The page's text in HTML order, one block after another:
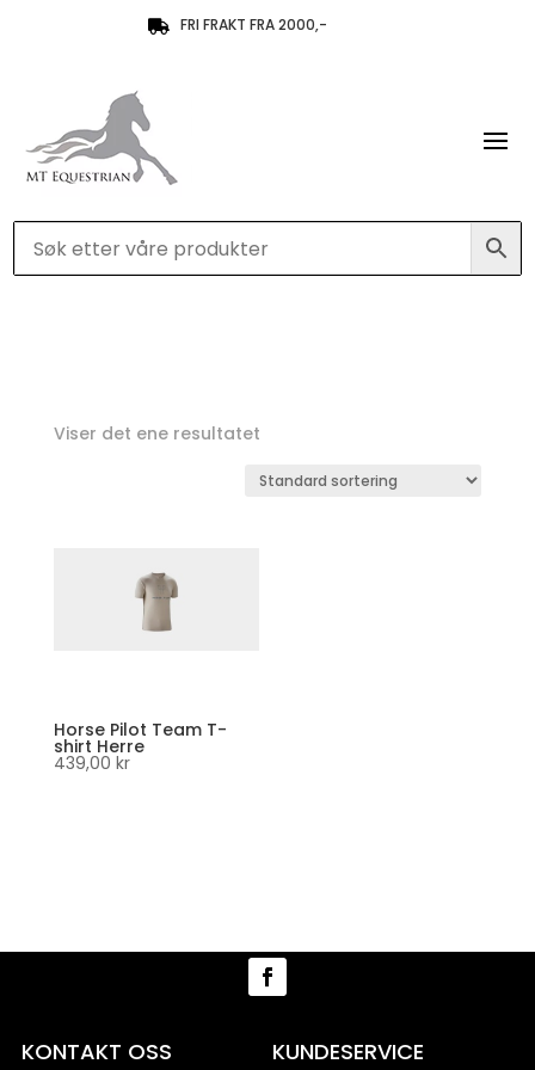
 FRI FRAKT FRA 2000,-
Viser det ene resultatet
Horse Pilot Team T-
shirt Herre
439,00 kr
KONTAKT OSS KUNDESERVICE